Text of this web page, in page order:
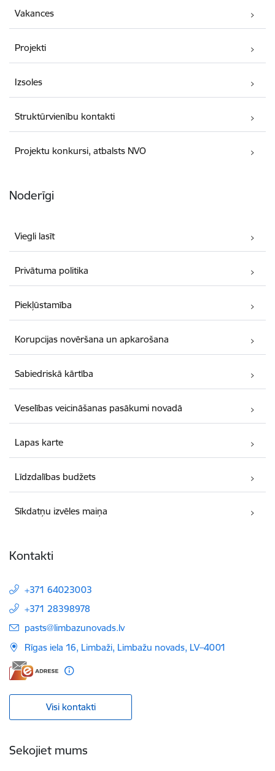
Vakances
Projekti
Izsoles
Struktūrvienību kontakti
Projektu konkursi, atbalsts NVO
Noderīgi
Viegli lasīt
Privātuma politika
Piekļūstamība
Korupcijas novēršana un apkarošana
Sabiedriskā kārtība
Veselības veicināšanas pasākumi novadā
Lapas karte
Līdzdalības budžets
Sīkdatņu izvēles maiņa
Kontakti
+371 64023003
+371 28398978
E-pasts:
pasts@limbazunovads.lv
Rīgas iela 16, Limbaži, Limbažu novads, LV–4001
Visi kontakti
Sekojiet mums